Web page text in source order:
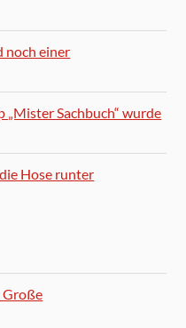
noch einer
Sachbuch“ wurde
Hose runter
Große